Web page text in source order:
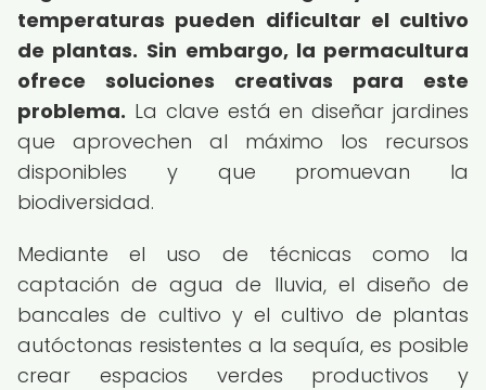
temperaturas pueden dificultar el cultivo
de plantas. Sin embargo, la permacultura
ofrece soluciones creativas para este
problema. La clave está en diseñar jardines
que aprovechen al máximo los recursos
disponibles y que promuevan la
biodiversidad.
Mediante el uso de técnicas como la
captación de agua de lluvia, el diseño de
bancales de cultivo y el cultivo de plantas
autóctonas resistentes a la sequía, es posible
crear espacios verdes productivos y